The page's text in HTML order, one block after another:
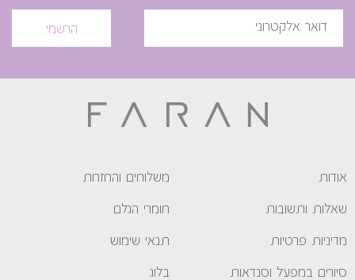
הרשמי
אודות משלוחים והחזרות
שאלות ותשובות חומרי הגלם
מדיניות פרטיות תנאי שימוש
סיורים במפעל וסנדאות בלוג